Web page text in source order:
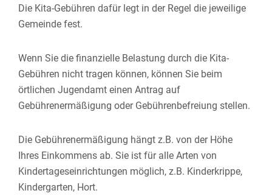
Die Kita-Gebühren dafür legt in der Regel die jeweilige
Gemeinde fest.
Wenn Sie die finanzielle Belastung durch die Kita-
Gebühren nicht tragen können, können Sie beim
örtlichen Jugendamt einen Antrag auf
Gebührenermäßigung oder Gebührenbefreiung stellen.
Die Gebührenermäßigung hängt z.B. von der Höhe
Ihres Einkommens ab. Sie ist für alle Arten von
Kindertageseinrichtungen möglich, z.B. Kinderkrippe,
Kindergarten, Hort.